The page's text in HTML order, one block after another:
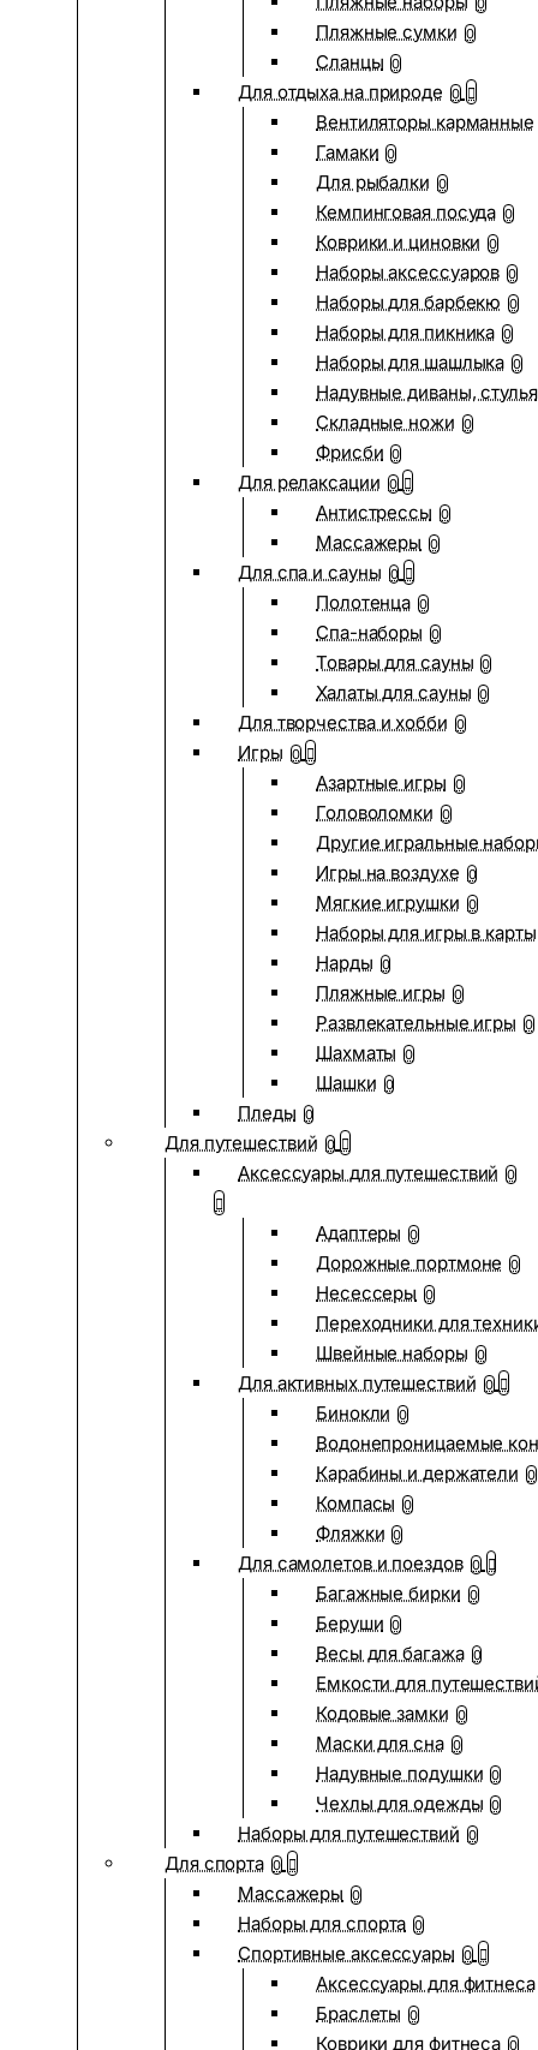
0
Пляжные сумки 0
Сланцы 0
Для отдыха на природе 0
Вентиляторы карманные
Гамаки 0
Для рыбалки 0
Кемпинговая посуда 0
Коврики и циновки 0
Наборы аксессуаров 0
Наборы для барбекю 0
Наборы для пикника 0
Наборы для шашлыка 0
Надувные диваны, стулья
Складные ножи 0
Фрисби 0
Для релаксации 0
Антистрессы 0
Массажеры 0
Для спа и сауны 0
Полотенца 0
Спа-наборы 0
Товары для сауны 0
Халаты для сауны 0
Для творчества и хобби 0
Игры 0
Азартные игры 0
Головоломки 0
Другие игральные
Игры на воздухе 0
Мягкие игрушки 0
Наборы для игры в карты
Нарды 0
Пляжные игры 0
Развлекательные игры 0
Шахматы 0
Шашки 0
Пледы 0
Для путешествий 0
Аксессуары для путешествий 0
Адаптеры 0
Дорожные портмоне 0
Несессеры 0
Переходники для
Швейные наборы 0
Для активных путешествий 0
Бинокли 0
Водонепроницаемые
Карабины и держатели 0
Компасы 0
Фляжки 0
Для самолетов и поездов 0
Багажные бирки 0
Беруши 0
Весы для багажа 0
Емкости для
Кодовые замки 0
Маски для сна 0
Надувные подушки 0
Чехлы для одежды 0
Наборы для путешествий 0
Для спорта 0
Массажеры 0
Наборы для спорта 0
Спортивные аксессуары 0
Аксессуары для фитнеса
Браслеты 0
Коврики для фитнеса 0